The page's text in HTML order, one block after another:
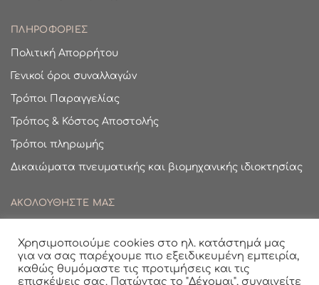
ΠΛΗΡΟΦΟΡΙΕΣ
Πολιτική Απορρήτου
Γενικοί όροι συναλλαγών
Τρόποι Παραγγελίας
Τρόπος & Κόστος Αποστολής
Τρόποι πληρωμής
Δικαιώματα πνευματικής και βιομηχανικής ιδιοκτησίας
ΑΚΟΛΟΥΘΗΣΤΕ ΜΑΣ
Instagram
© Evaplex 2020
Χρησιμοποιούμε cookies στο ηλ. κατάστημά μας
για να σας παρέχουμε πιο εξειδικευμένη εμπειρία,
καθώς θυμόμαστε τις προτιμήσεις και τις
επισκέψεις σας. Πατώντας το "Δέχομαι", συναινείτε